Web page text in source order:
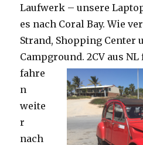
Laufwerk – unsere
es nach Coral Bay. Wie
Strand, Shopping Center
Campground.2CV aus
fahre
n
weite
r
nach